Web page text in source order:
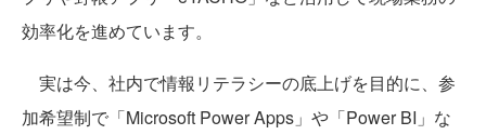
効率化を進めています。
実は今、社内で情報リテラシーの底上げを目的に、参
加希望制で「Microsoft Power Apps」や「Power BI」な